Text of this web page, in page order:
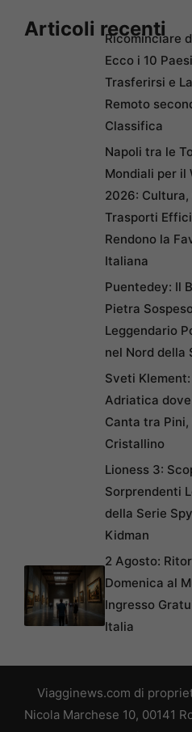
Articoli recenti
Ricominciare
Ecco i 10
Trasferirsi e
Remoto
Classifica
Napoli tra le
Mondiali per il
2026: Cultura,
Trasporti
Rendono la
Italiana
Puentedey: Il
Pietra
Leggendario
nel Nord della
Sveti Klement:
Adriatica
Canta tra
Cristallino
Lioness 3:
Sorprendenti
della Serie
Kidman
2 Agosto:
Domenica al
Ingresso
Italia
Viagginews.com di
Nicola Marchese 10, 00141